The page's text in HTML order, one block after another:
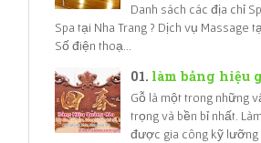
Danh sách các địa chỉ
Spa tại Nha Trang ? Dịch vụ Massage
Số điện thoạ...
làm bảng hiệu
Gỗ là một trong những
trọng và bền bỉ nhất.
được gia công kỹ lưỡng